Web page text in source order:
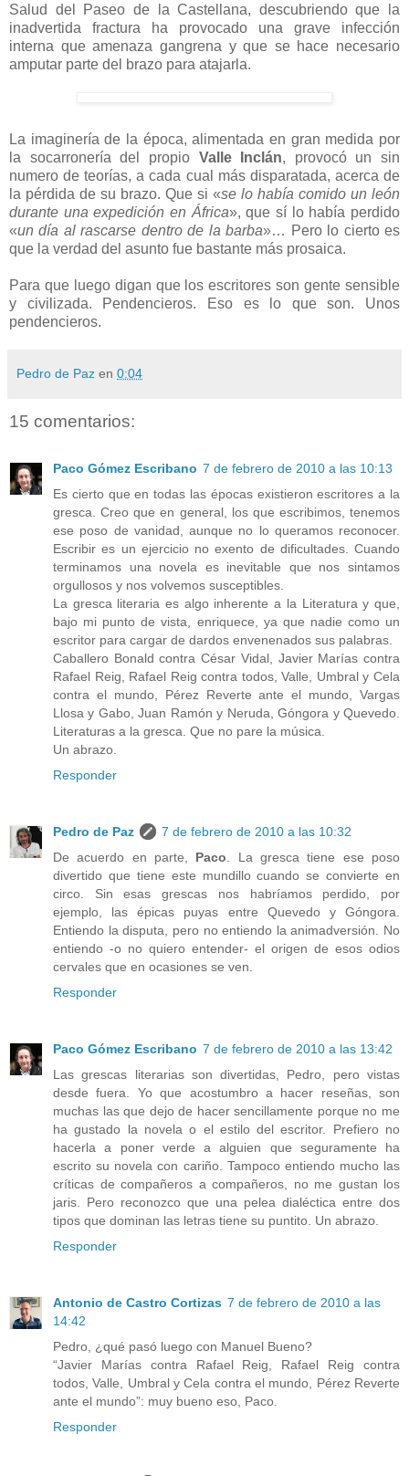
Salud del Paseo de la Castellana, descubriendo que la
inadvertida fractura ha provocado una grave infección
interna que amenaza gangrena y que se hace necesario
amputar parte del brazo para atajarla.
La imaginería de la época, alimentada en gran medida por
la socarronería del propio Valle Inclán, provocó un sin
numero de teorías, a cada cual más disparatada, acerca de
la pérdida de su brazo. Que si «se lo había comido un león
durante una expedición en África», que sí lo había perdido
«un día al rascarse dentro de la barba»… Pero lo cierto es
que la verdad del asunto fue bastante más prosaica.
Para que luego digan que los escritores son gente sensible
y civilizada. Pendencieros. Eso es lo que son. Unos
pendencieros.
Pedro de Paz en 0:04
15 comentarios:
Paco Gómez Escribano 7 de febrero de 2010 a las 10:13
Es cierto que en todas las épocas existieron escritores a la
gresca. Creo que en general, los que escribimos, tenemos
ese poso de vanidad, aunque no lo queramos reconocer.
Escribir es un ejercicio no exento de dificultades. Cuando
terminamos una novela es inevitable que nos sintamos
orgullosos y nos volvemos susceptibles.
La gresca literaria es algo inherente a la Literatura y que,
bajo mi punto de vista, enriquece, ya que nadie como un
escritor para cargar de dardos envenenados sus palabras.
Caballero Bonald contra César Vidal, Javier Marías contra
Rafael Reig, Rafael Reig contra todos, Valle, Umbral y Cela
contra el mundo, Pérez Reverte ante el mundo, Vargas
Llosa y Gabo, Juan Ramón y Neruda, Góngora y Quevedo.
Literaturas a la gresca. Que no pare la música.
Un abrazo.
Responder
Pedro de Paz
7 de febrero de 2010 a las 10:32
De acuerdo en parte, Paco . La gresca tiene ese poso
divertido que tiene este mundillo cuando se convierte en
circo. Sin esas grescas nos habríamos perdido, por
ejemplo, las épicas puyas entre Quevedo y Góngora.
Entiendo la disputa, pero no entiendo la animadversión. No
entiendo -o no quiero entender- el origen de esos odios
cervales que en ocasiones se ven.
Responder
Paco Gómez Escribano 7 de febrero de 2010 a las 13:42
Las grescas literarias son divertidas, Pedro, pero vistas
desde fuera. Yo que acostumbro a hacer reseñas, son
muchas las que dejo de hacer sencillamente porque no me
ha gustado la novela o el estilo del escritor. Prefiero no
hacerla a poner verde a alguien que seguramente ha
escrito su novela con cariño. Tampoco entiendo mucho las
críticas de compañeros a compañeros, no me gustan los
jaris. Pero reconozco que una pelea dialéctica entre dos
tipos que dominan las letras tiene su puntito. Un abrazo.
Responder
Antonio de Castro Cortizas 7 de febrero de 2010 a las
14:42
Pedro, ¿qué pasó luego con Manuel Bueno?
“Javier Marías contra Rafael Reig, Rafael Reig contra
todos, Valle, Umbral y Cela contra el mundo, Pérez Reverte
ante el mundo”: muy bueno eso, Paco.
Responder